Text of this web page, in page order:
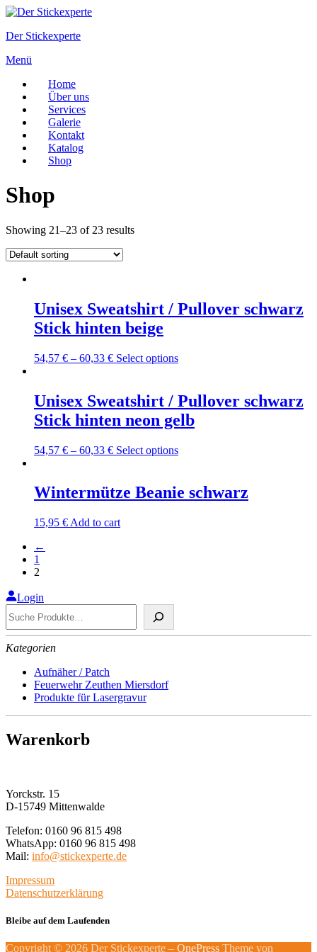
Zum
springen
Der Stickexperte
Menü
Home
Über uns
Services
Galerie
Kontakt
Katalog
Shop
Shop
Showing 21–23 of 23 results
Unisex Sweatshirt / Pullover schwarz
Stick hinten beige
54,57 € – 60,33 € Select optionsThis
multiple
variants.
The
may
be
the
Unisex Sweatshirt / Pullover schwarz
Stick hinten neon gelb
54,57 € – 60,33 € Select optionsThis
multiple
variants.
Wintermütze Beanie schwarz
15,95 € Add to cart
←
1
2
Login
Kategorien
Aufnäher / Patch
Feuerwehr Zeuthen Miersdorf
Produkte für Lasergravur
Warenkorb
Yorckstr. 15
D-15749 Mittenwalde
Telefon: 0160 96 815 498
WhatsApp: 0160 96 815 498
Mail: info@stickexperte.de
Impressum
Datenschutzerklärung
Bleibe auf dem Laufenden
Copyright © 2026 Der Stickexperte – OnePress Theme von